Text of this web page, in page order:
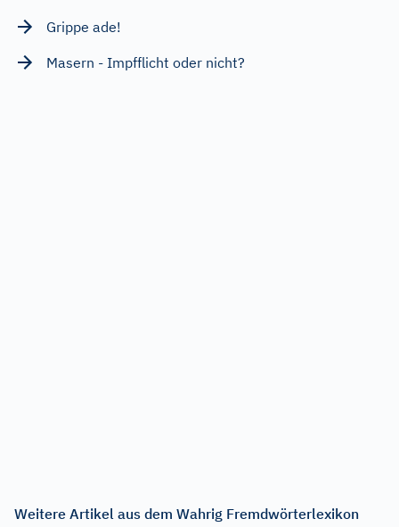
Grippe ade!
Masern - Impfflicht oder nicht?
Weitere Artikel aus dem Wahrig Fremdwörterlexikon